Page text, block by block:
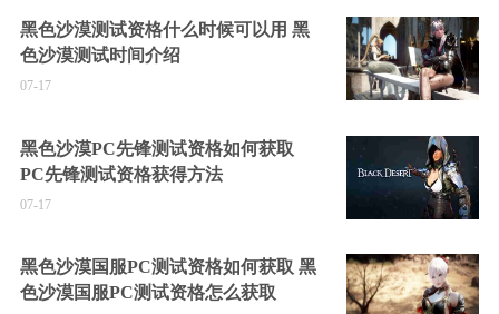
黑色沙漠测试资格什么时候可以用 黑
色沙漠测试时间介绍
07-17
黑色沙漠PC先锋测试资格如何获取
PC先锋测试资格获得方法
07-17
黑色沙漠国服PC测试资格如何获取 黑
色沙漠国服PC测试资格怎么获取